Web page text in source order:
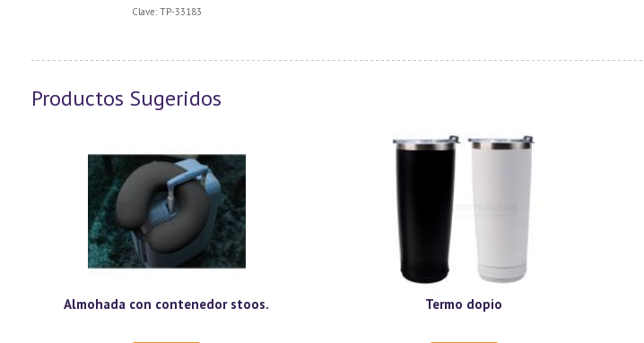
Clave: TP-33183
Productos Sugeridos
Almohada con contenedor stoos. Termo dopio